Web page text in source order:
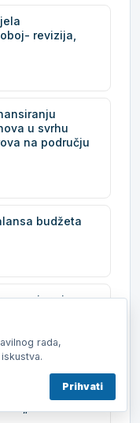
revizija,
u svrhu
na području
budžeta
mjera i
uređenja
praćenje
rada,
Prihvati